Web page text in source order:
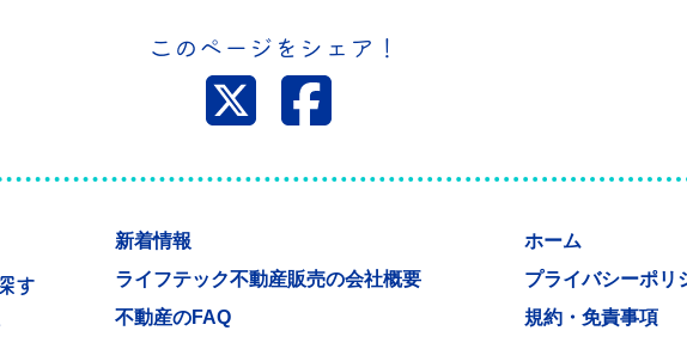
このページをシェア！
す
新着情報
ライフテック不動産販売の会社概要
不動産のFAQ
ホーム
プライバシーポリ
規約・免責事項